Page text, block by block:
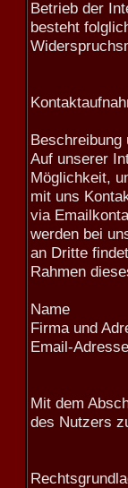
Betrieb der
besteht
Beschreibung
Auf unserer
Möglichkeit,
mit uns
via
werden bei
an Dritte
Rahmen
Name
Firma und
Email-Adresse
Mit dem
des Nutzers